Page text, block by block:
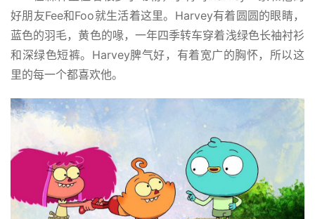
好朋友Fee和Foo就生活着这里。Harvey有着圆圆的眼睛，
蓝色的羽毛，黄色的喙，一年四季转车穿着浅绿色长袖衬衫
和深绿色短裤。Harvey脾气好，有着宽广的胸怀，所以这
里的每一个都喜欢他。